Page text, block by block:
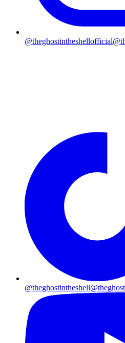
@theghostintheshellofficial
@theghostintheshell